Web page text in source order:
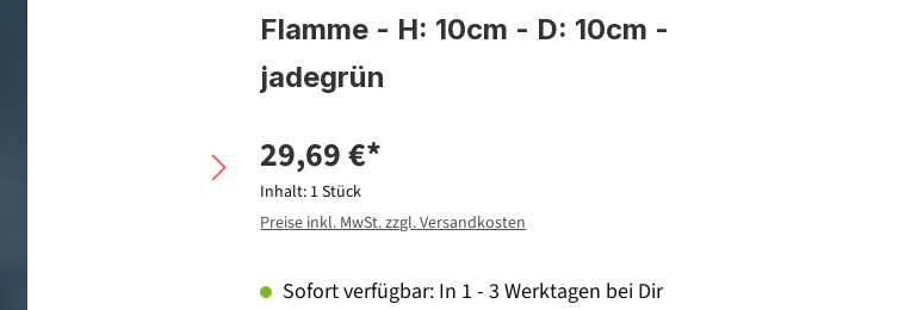
Flamme - H: 10cm - D: 10cm -
jadegrün
29,69 €*
Inhalt: 1 Stück
Preise inkl. MwSt. zzgl. Versandkosten
Sofort verfügbar: In 1 - 3 Werktagen bei Dir